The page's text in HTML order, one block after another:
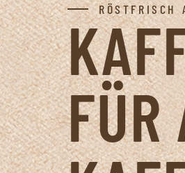
RÖSTFRISCH
FÜR